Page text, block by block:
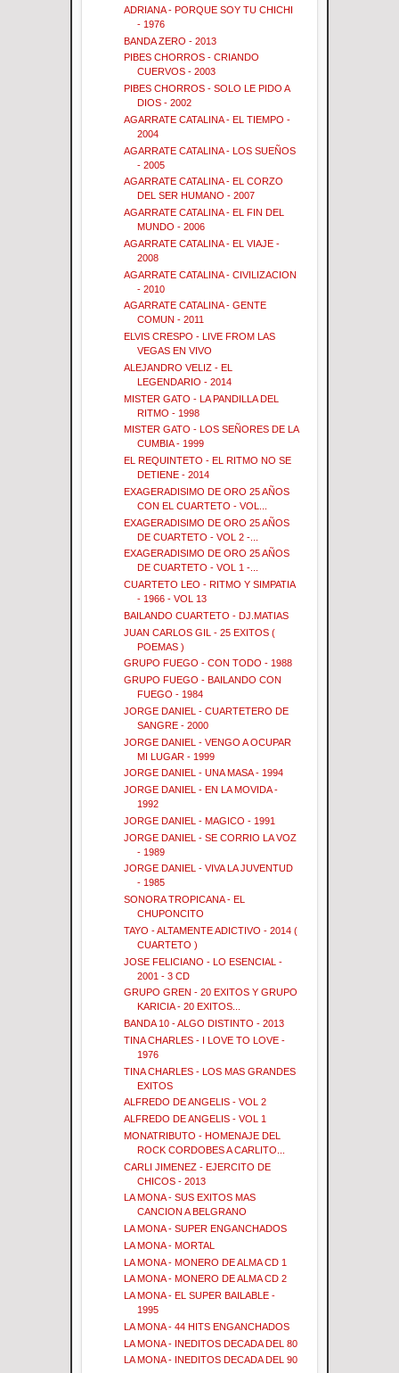
ADRIANA - PORQUE SOY TU CHICHI
- 1976
BANDA ZERO - 2013
PIBES CHORROS - CRIANDO
CUERVOS - 2003
PIBES CHORROS - SOLO LE PIDO A
DIOS - 2002
AGARRATE CATALINA - EL TIEMPO -
2004
AGARRATE CATALINA - LOS SUEÑOS
- 2005
AGARRATE CATALINA - EL CORZO
DEL SER HUMANO - 2007
AGARRATE CATALINA - EL FIN DEL
MUNDO - 2006
AGARRATE CATALINA - EL VIAJE -
2008
AGARRATE CATALINA - CIVILIZACION
- 2010
AGARRATE CATALINA - GENTE
COMUN - 2011
ELVIS CRESPO - LIVE FROM LAS
VEGAS EN VIVO
ALEJANDRO VELIZ - EL
LEGENDARIO - 2014
MISTER GATO - LA PANDILLA DEL
RITMO - 1998
MISTER GATO - LOS SEÑORES DE LA
CUMBIA - 1999
EL REQUINTETO - EL RITMO NO SE
DETIENE - 2014
EXAGERADISIMO DE ORO 25 AÑOS
CON EL CUARTETO - VOL...
EXAGERADISIMO DE ORO 25 AÑOS
DE CUARTETO - VOL 2 -...
EXAGERADISIMO DE ORO 25 AÑOS
DE CUARTETO - VOL 1 -...
CUARTETO LEO - RITMO Y SIMPATIA
- 1966 - VOL 13
BAILANDO CUARTETO - DJ.MATIAS
JUAN CARLOS GIL - 25 EXITOS (
POEMAS )
GRUPO FUEGO - CON TODO - 1988
GRUPO FUEGO - BAILANDO CON
FUEGO - 1984
JORGE DANIEL - CUARTETERO DE
SANGRE - 2000
JORGE DANIEL - VENGO A OCUPAR
MI LUGAR - 1999
JORGE DANIEL - UNA MASA - 1994
JORGE DANIEL - EN LA MOVIDA -
1992
JORGE DANIEL - MAGICO - 1991
JORGE DANIEL - SE CORRIO LA VOZ
- 1989
JORGE DANIEL - VIVA LA JUVENTUD
- 1985
SONORA TROPICANA - EL
CHUPONCITO
TAYO - ALTAMENTE ADICTIVO - 2014 (
CUARTETO )
JOSE FELICIANO - LO ESENCIAL -
2001 - 3 CD
GRUPO GREN - 20 EXITOS Y GRUPO
KARICIA - 20 EXITOS...
BANDA 10 - ALGO DISTINTO - 2013
TINA CHARLES - I LOVE TO LOVE -
1976
TINA CHARLES - LOS MAS GRANDES
EXITOS
ALFREDO DE ANGELIS - VOL 2
ALFREDO DE ANGELIS - VOL 1
MONATRIBUTO - HOMENAJE DEL
ROCK CORDOBES A CARLITO...
CARLI JIMENEZ - EJERCITO DE
CHICOS - 2013
LA MONA - SUS EXITOS MAS
CANCION A BELGRANO
LA MONA - SUPER ENGANCHADOS
LA MONA - MORTAL
LA MONA - MONERO DE ALMA CD 1
LA MONA - MONERO DE ALMA CD 2
LA MONA - EL SUPER BAILABLE -
1995
LA MONA - 44 HITS ENGANCHADOS
LA MONA - INEDITOS DECADA DEL 80
LA MONA - INEDITOS DECADA DEL 90